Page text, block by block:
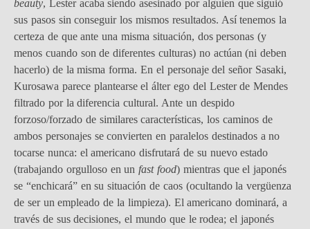
beauty, Lester acaba siendo asesinado por alguien que siguió
sus pasos sin conseguir los mismos resultados. Así tenemos la
certeza de que ante una misma situación, dos personas (y
menos cuando son de diferentes culturas) no actúan (ni deben
hacerlo) de la misma forma. En el personaje del señor Sasaki,
Kurosawa parece plantearse el álter ego del Lester de Mendes
filtrado por la diferencia cultural. Ante un despido
forzoso/forzado de similares características, los caminos de
ambos personajes se convierten en paralelos destinados a no
tocarse nunca: el americano disfrutará de su nuevo estado
(trabajando orgulloso en un fast food) mientras que el japonés
se “enchicará” en su situación de caos (ocultando la vergüenza
de ser un empleado de la limpieza). El americano dominará, a
través de sus decisiones, el mundo que le rodea; el japonés